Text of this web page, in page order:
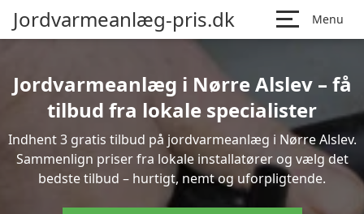
Jordvarmeanlæg-pris.dk Menu
Jordvarmeanlæg i Nørre Alslev – få
tilbud fra lokale specialister
Indhent 3 gratis tilbud på jordvarmeanlæg i Nørre Alslev.
Sammenlign priser fra lokale installatører og vælg det
bedste tilbud – hurtigt, nemt og uforpligtende.